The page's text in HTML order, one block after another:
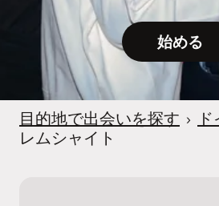
始める
目的地で出会いを探す ›
レムシャイト